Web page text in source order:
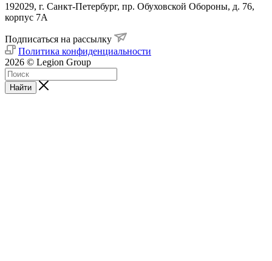
192029, г. Санкт-Петербург, пр. Обуховской Обороны, д. 76,
корпус 7А
Подписаться на рассылку
Политика конфиденциальности
2026 © Legion Group
Найти